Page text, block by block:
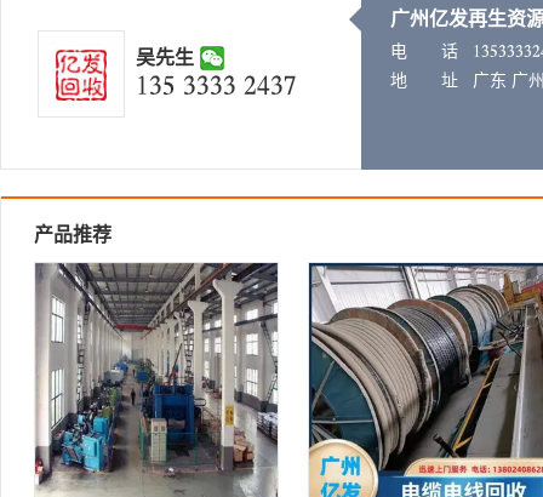
吴先生
𐁲𐁳𐁴 𐁳𐁳𐁳𐁳 𐁵𐁶𐁳𐁷
广州亿发再生资
电 话
地 址
广东 广
产品推荐